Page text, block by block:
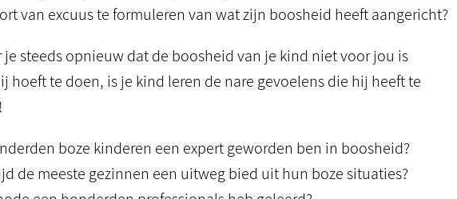
van excuus te formuleren van wat zijn boosheid heeft aangericht?
je steeds opnieuw dat de boosheid van je kind niet voor jou is
hoeft te doen, is je kind leren de nare gevoelens die hij heeft te
boze kinderen een expert geworden ben in boosheid?
de meeste gezinnen een uitweg bied uit hun boze situaties?